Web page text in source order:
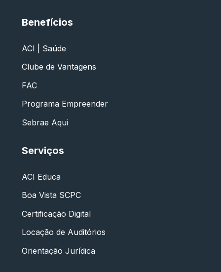
Benefícios
ACI | Saúde
Clube de Vantagens
FAC
Programa Empreender
Sebrae Aqui
Serviços
ACI Educa
Boa Vista SCPC
Certificação Digital
Locação de Auditórios
Orientação Jurídica